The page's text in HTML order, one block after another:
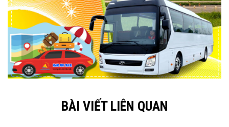
BÀI VIẾT LIÊN QUAN